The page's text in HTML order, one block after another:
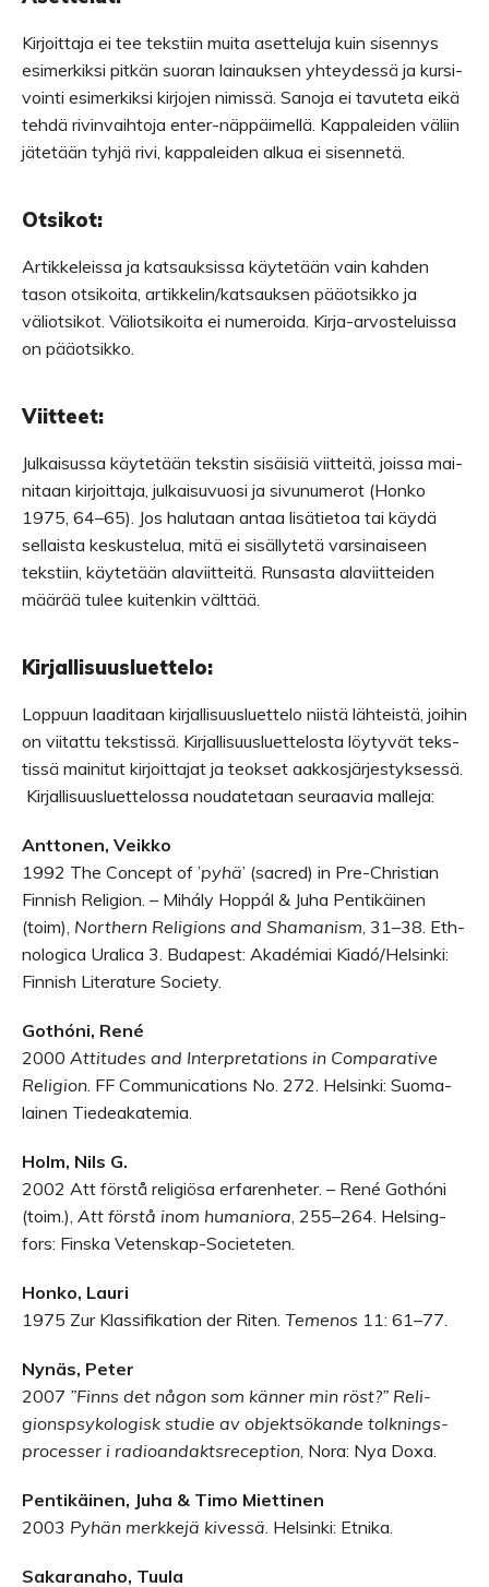
Kir­joit­taja ei tee teks­tiin muita aset­te­luja kuin sisen­nys
esi­mer­kiksi pit­kän suo­ran lai­nauk­sen yhtey­dessä ja kur­si­
vointi esi­mer­kiksi kir­jo­jen nimissä. Sanoja ei tavu­teta eikä
tehdä rivin­vaih­toja enter-näppäimellä. Kap­pa­lei­den väliin
jäte­tään tyhjä rivi, kap­pa­lei­den alkua ei sisennetä.
Otsi­kot:
Artik­ke­leissa ja kat­sauk­sissa käy­te­tään vain kah­den
tason otsi­koita, artikkelin/katsauksen pää­ot­sikko ja
väliot­si­kot. Väliot­si­koita ei nume­roida. Kirja-arvosteluissa
on pääotsikko.
Viit­teet:
Jul­kai­sussa käy­te­tään teks­tin sisäi­siä viit­teitä, joissa mai­
ni­taan kir­joit­taja, jul­kai­su­vuosi ja sivu­nu­me­rot (Honko
1975, 64–65). Jos halu­taan antaa lisä­tie­toa tai käydä
sel­laista kes­kus­te­lua, mitä ei sisäl­ly­tetä var­si­nai­seen
teks­tiin, käy­te­tään alaviitteitä. Run­sasta ala­viit­tei­den
mää­rää tulee kui­ten­kin välttää.
Kir­jal­li­suus­luet­telo:
Lop­puun laa­di­taan kir­jal­li­suus­luet­telo niistä läh­teistä, joi­hin
on vii­tattu teks­tissä. Kir­jal­li­suus­luet­te­losta löy­ty­vät teks­
tissä mai­ni­tut kir­joit­ta­jat ja teok­set aak­kos­jär­jes­tyk­sessä.
Kir­jal­li­suus­luet­te­lossa nou­da­te­taan seu­raa­via malleja:
Ant­to­nen, Veikko
1992 The Concept of ’pyhä’ (sac­red) in Pre-Christian
Fin­nish Reli­gion. – Mihály Hoppál & Juha Pen­ti­käi­nen
(toim), Nort­hern Reli­gions and Sha­ma­nism, 31–38. Eth­
no­lo­gica Ura­lica 3. Buda­pest: Akadé­miai Kiadó/Helsinki:
Fin­nish Lite­ra­ture Society.
Gothóni, René
2000 Atti­tu­des and Interpre­ta­tions in Com­pa­ra­tive
Reli­gion. FF Com­mu­nica­tions No. 272. Hel­sinki: Suo­ma­
lai­nen Tiedeakatemia.
Holm, Nils G.
2002 Att förstå reli­giösa erfa­ren­he­ter. – René Gothóni
(toim.), Att förstå inom huma­niora, 255–264. Hel­sing­
fors: Finska Vetenskap-Societeten.
Honko, Lauri
1975 Zur Klas­si­fi­ka­tion der Riten. Teme­nos 11: 61–77.
Nynäs, Peter
2007 ”Finns det någon som kän­ner min röst?” Reli­
gionsp­sy­ko­lo­gisk stu­die av objekt­sö­kande tolk­nings­
proces­ser i radio­an­dakts­recep­tion, Nora: Nya Doxa.
Pen­ti­käi­nen, Juha & Timo Miet­ti­nen
2003 Pyhän merk­kejä kivessä. Hel­sinki: Etnika.
Saka­ra­naho, Tuula